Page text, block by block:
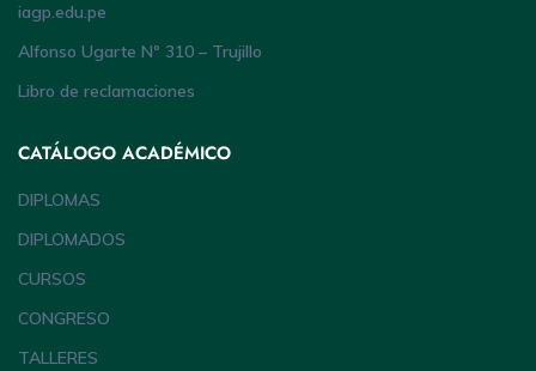
iagp.edu.pe
Alfonso Ugarte Nº 310 – Trujillo
Libro de reclamaciones
CATÁLOGO ACADÉMICO
DIPLOMAS
DIPLOMADOS
CURSOS
CONGRESO
TALLERES